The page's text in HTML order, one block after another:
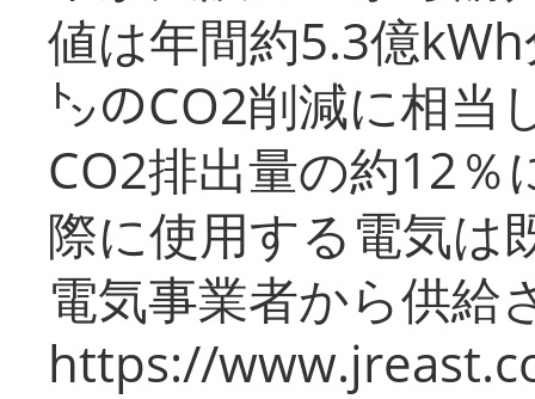
値は年間約5.3億
㌧のCO2削減に相当
CO2排出量の約12％
際に使用する電気は
電気事業者から供給
https://